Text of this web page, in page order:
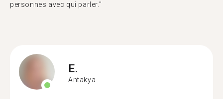
personnes avec qui parler."
E.
Antakya